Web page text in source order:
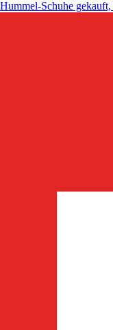
Hummel-Schuhe gekauft,